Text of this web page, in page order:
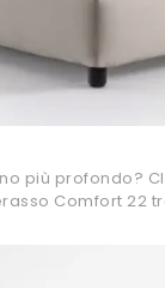
più profondo?
Comfort 22